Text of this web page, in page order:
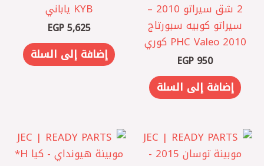
2 شق سيراتو 2010 –
سيراتو كوبيه ‎سبورتاج
2010 PHC Valeo كوري
EGP 950
إضافة إلى السلة
KYB ياباني
EGP5,625
إضافة إلى السلة